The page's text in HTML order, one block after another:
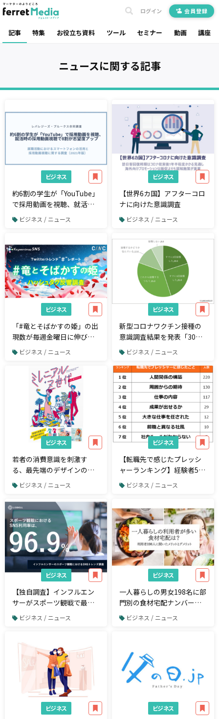
記事 特集 お役立ち資料 ツール セミナー 動画 講座
ログイン 会員登録
ニュースに関する記事
ビジネス
約6割の学生が「YouTube」
で採用動画を視聴、就活時
の採用動画視聴で8割が志望
度アップ
ビジネス / ニュース
ビジネス
【世界6カ国】アフターコロ
ナに向けた意識調査
ビジネス / ニュース
ビジネス
「#竜とそばかすの姫」の出
現数が毎週金曜日に伸びた
理由とは？ 「＃竜とそばか
すの姫」のソーシャル反響
ビジネス / ニュース
ビジネス
新型コロナワクチン接種の
意識調査結果を発表「30代
の3割以上がワクチン接種に
依然消極的」
ビジネス / ニュース
ビジネス
若者の消費意識を刺激す
る、最先端のデザインのア
イデアが満載！『ミレニア
ル+Z世代の心に響くデザイ
ン』を7/28発売
ビジネス / ニュース
ビジネス
【転職先で感じたプレッシ
ャーランキング】経験者500
人アンケート調査
ビジネス / ニュース
ビジネス
【独自調査】インフルエン
サーがスポーツ観戦で最も
利用しているSNSはインス
ビジネス / ニュース
ビジネス
一人暮らしの男女198名に部
門別の食材宅配ナンバーワ
ンを大調査！実際に感じた
メリット・デメリットも公
ビジネス / ニュース
ビジネス ビジネス